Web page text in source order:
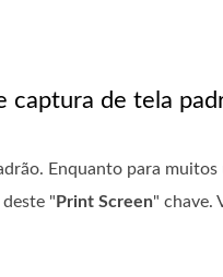
captura de tela
Enquanto para muitos
" Print Screen" chave.